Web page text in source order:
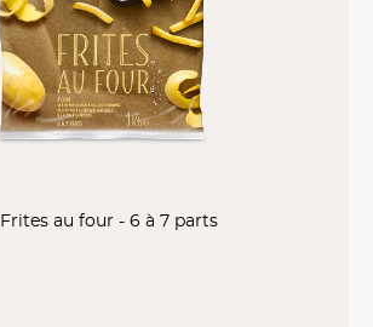
Frites au four - 6 à 7 parts